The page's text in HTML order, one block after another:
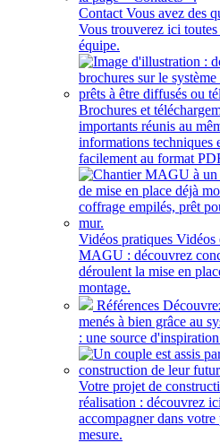
Contact Vous avez des
Vous trouverez ici
équipe.
Brochures et
importants réunis au
informations techniques
facilement au format
Vidéos pratiques Vidéos
MAGU : découvrez
déroulent la mise en
montage.
Références
menés à bien grâce au
: une source
Votre projet de
réalisation : découvrez
accompagner dans
mesure.